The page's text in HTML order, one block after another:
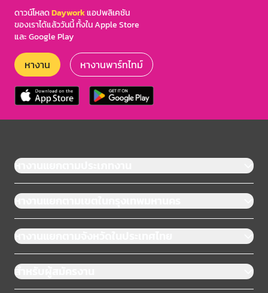
ดาวน์โหลดDayworkแอปพลิเคชัน
ของเราได้แล้ววันนี้ ทั้งใน Apple Store
และ Google Play
หางาน หางานพาร์ทไทม์
หางานแยกตามประเภทงาน
หางานแยกตามเขตในกรุงเทพมหานคร
หางานแยกตามจังหวัดในประเทศไทย
สำหรับผู้สมัครงาน